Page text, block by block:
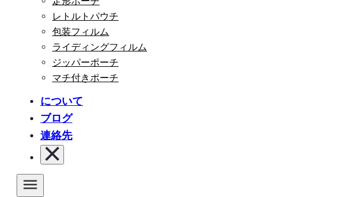
レトルトパウチ
包装フィルム
ライディングフィルム
ジッパーポーチ
マチ付きポーチ
について
ブログ
連絡先